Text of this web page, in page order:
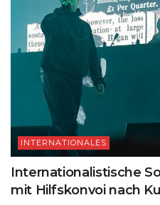
INTERNATIONALES
Internationalistische
mit Hilfskonvoi nach